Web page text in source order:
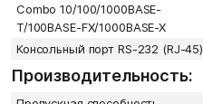
Combo 10/100/1000BASE-
T/100BASE-FX/1000BASE-X
Консольный порт RS-232 (RJ-45)
Производительность: